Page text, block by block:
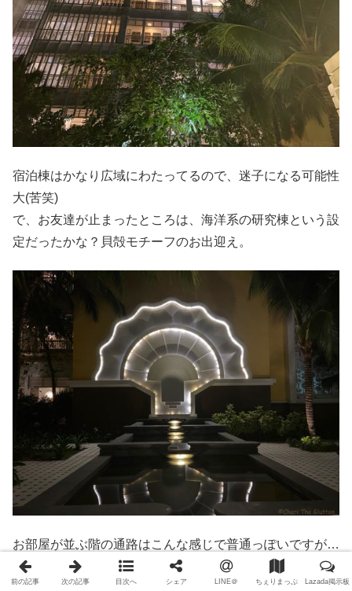
宿泊棟はかなり広域にわたってるので、迷子になる可能性
大(苦笑)
で、お友達が止まったところは、海洋系の研究棟という設
定だったかな？貝殻モチーフのお出迎え。
お部屋が並ぶ階の通路はこんな感じで普通っぽいですが…
前の記事 次の記事 目次へ シェア LINE＠ ちぇりまっぷ Lazada掲示板